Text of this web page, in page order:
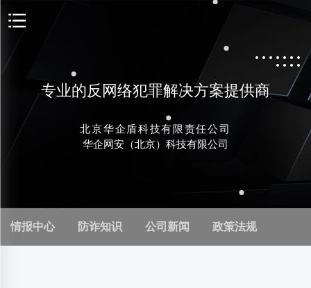
专业的反网络犯罪解决方案提供商
北京华企盾科技有限责任公司
华企网安（北京）科技有限公司
情报中心 防诈知识 公司新闻 政策法规